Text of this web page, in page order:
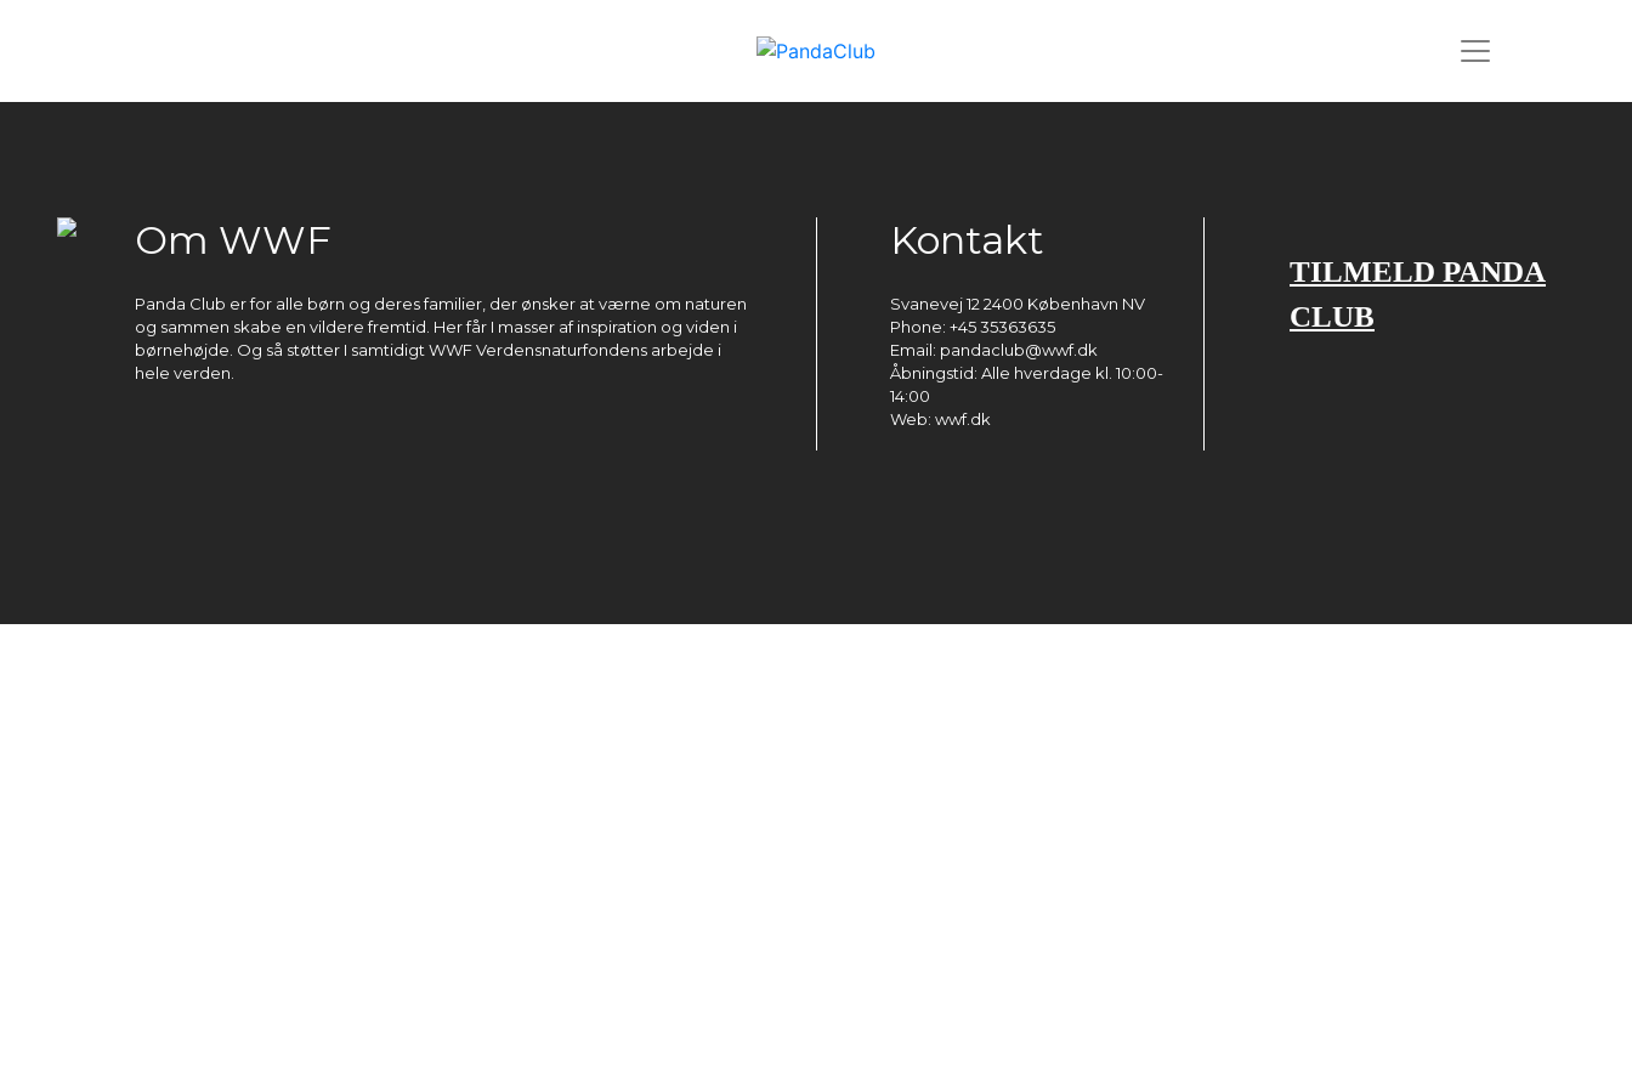
Om WWF
Panda Club er for alle børn og deres familier, der ønsker at værne om naturen
og sammen skabe en vildere fremtid. Her får I masser af inspiration og viden i
børnehøjde. Og så støtter I samtidigt WWF Verdensnaturfondens arbejde i
hele verden.
Kontakt
Svanevej 12 2400 København NV
Phone: +45 35363635
Email: pandaclub@wwf.dk
Åbningstid: Alle hverdage kl. 10:00-
14:00
Web: wwf.dk
TILMELD PANDA
CLUB